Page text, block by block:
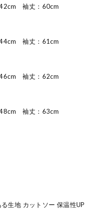
袖丈：60cm
袖丈：61cm
袖丈：62cm
袖丈：63cm
生地 カットソー 保温性UP